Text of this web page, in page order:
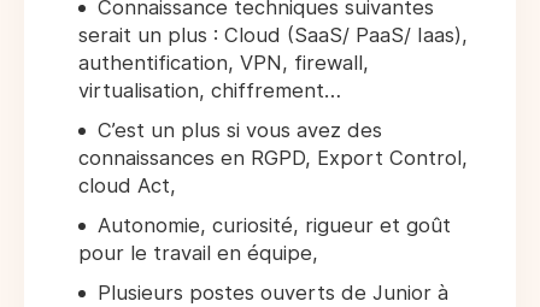
Connaissance techniques suivantes
serait un plus : Cloud (SaaS/ PaaS/ Iaas),
authentification, VPN, firewall,
virtualisation, chiffrement…
C’est un plus si vous avez des
connaissances en RGPD, Export Control,
cloud Act,
Autonomie, curiosité, rigueur et goût
pour le travail en équipe,
Plusieurs postes ouverts de Junior à